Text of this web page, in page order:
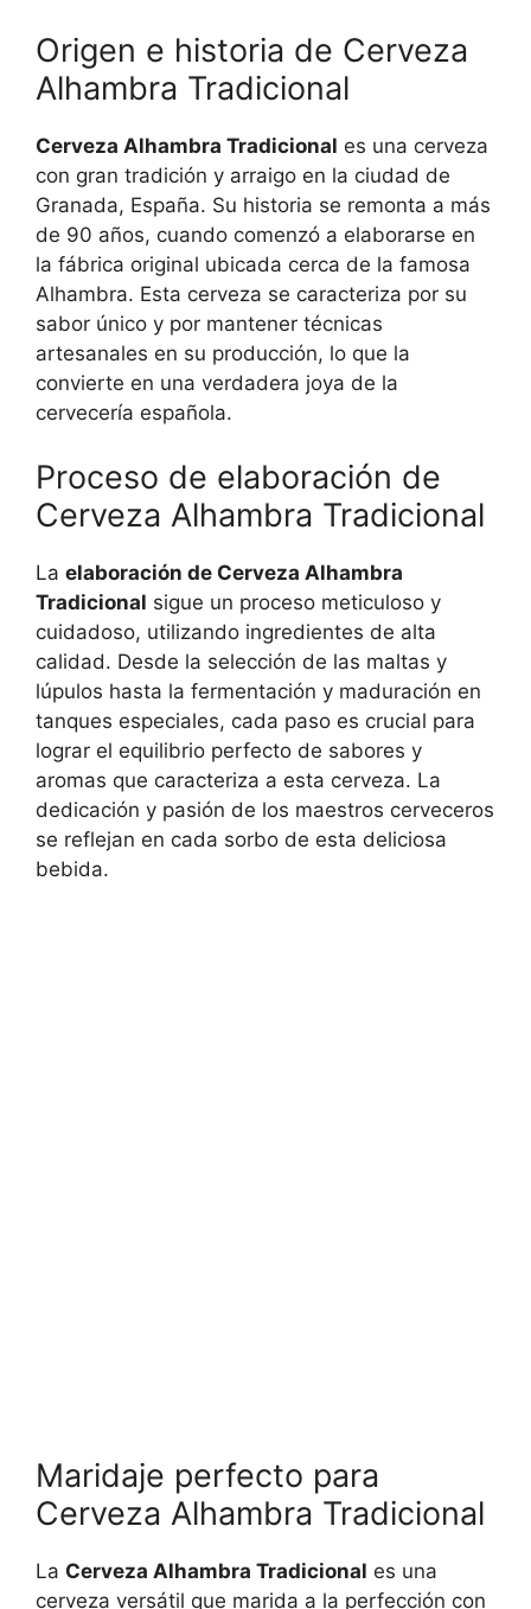
Origen e historia de Cerveza
Alhambra Tradicional
Cerveza Alhambra Tradicional es una cerveza
con gran tradición y arraigo en la ciudad de
Granada, España. Su historia se remonta a más
de 90 años, cuando comenzó a elaborarse en
la fábrica original ubicada cerca de la famosa
Alhambra. Esta cerveza se caracteriza por su
sabor único y por mantener técnicas
artesanales en su producción, lo que la
convierte en una verdadera joya de la
cervecería española.
Proceso de elaboración de
Cerveza Alhambra Tradicional
La elaboración de Cerveza Alhambra
Tradicional sigue un proceso meticuloso y
cuidadoso, utilizando ingredientes de alta
calidad. Desde la selección de las maltas y
lúpulos hasta la fermentación y maduración en
tanques especiales, cada paso es crucial para
lograr el equilibrio perfecto de sabores y
aromas que caracteriza a esta cerveza. La
dedicación y pasión de los maestros cerveceros
se reflejan en cada sorbo de esta deliciosa
bebida.
Maridaje perfecto para
Cerveza Alhambra Tradicional
La Cerveza Alhambra Tradicional es una
cerveza versátil que marida a la perfección con